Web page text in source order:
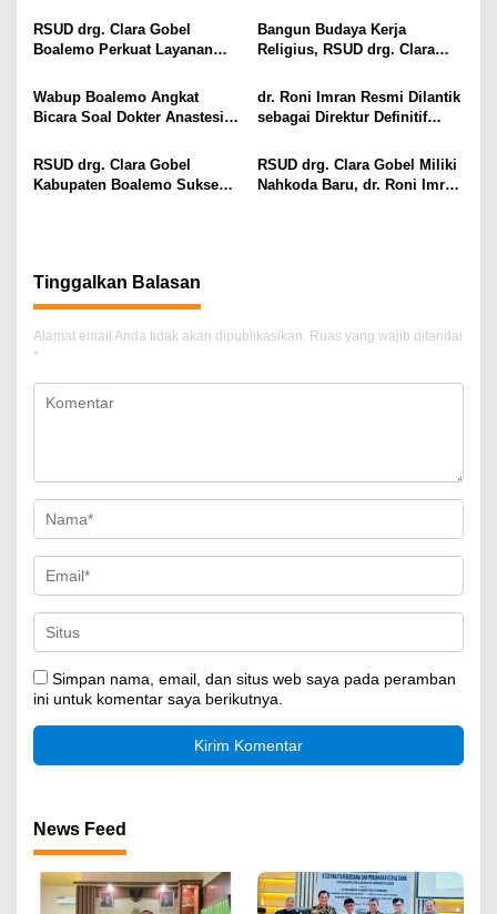
i
p
o
s
Narkotika melalui Keadilan
Restoratif
Strategis Penguatan Layanan
Uronefrologi
RSUD drg. Clara Gobel
Boalemo Perkuat Layanan
Nasional, dr. Roni H. Imran:
Tingkatkan Akses Layanan
Bangun Budaya Kerja
Religius, RSUD drg. Clara
Program Baca Al-Qur’an bagi
Seluruh Pegawai
Wabup Boalemo Angkat
Bicara Soal Dokter Anastesi
Tetap Optimal
dr. Roni Imran Resmi Dilantik
sebagai Direktur Definitif
Boalemo
RSUD drg. Clara Gobel
Kabupaten Boalemo Sukses
RSUD drg. Clara Gobel Miliki
Nahkoda Baru, dr. Roni Imran
Tinggalkan Balasan
Alamat email Anda tidak akan dipublikasikan. Ruas yang wajib ditandai
*
Simpan nama, email, dan situs web saya pada peramban
ini untuk komentar saya berikutnya.
News Feed